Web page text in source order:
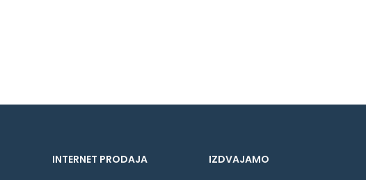
INTERNET PRODAJA IZDVAJAMO